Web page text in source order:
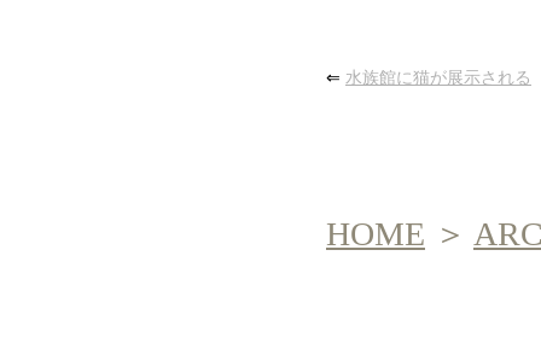
⇐ 水族館に猫が展示される
HOME ＞